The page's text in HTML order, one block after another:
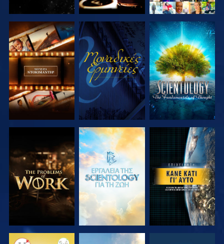
ΕΞΕΡΕΥΝΗΣΤΕ
ΤΗ ΣΕΙΡΑ
ΠΑΡΑΚΟΛΟΥΘΗΣΤΕ
ΕΞΕΡΕΥΝΗΣΤΕ
ΤΗ ΣΕΙΡΑ
ΕΞΕΡΕΥΝΗΣΤΕ
ΤΗ ΣΕΙΡΑ
ΕΞΕΡΕΥΝΗΣΤΕ
ΤΗ ΣΕΙΡΑ
ΠΑΡΑΚΟΛΟΥΘΗΣΤΕ